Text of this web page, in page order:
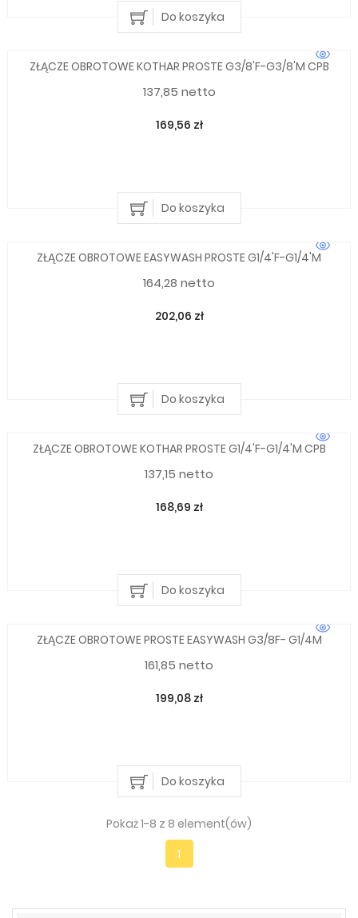
Do koszyka
ZŁĄCZE OBROTOWE KOTHAR PROSTE G3/8'F-G3/8'M CPB
137,85 netto
169,56 zł
Do koszyka
ZŁĄCZE OBROTOWE EASYWASH PROSTE G1/4'F-G1/4'M
164,28 netto
202,06 zł
Do koszyka
ZŁĄCZE OBROTOWE KOTHAR PROSTE G1/4'F-G1/4'M CPB
137,15 netto
168,69 zł
Do koszyka
ZŁĄCZE OBROTOWE PROSTE EASYWASH G3/8F- G1/4M
161,85 netto
199,08 zł
Do koszyka
Pokaż 1-8 z 8 element(ów)
1